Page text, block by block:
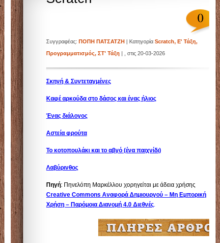
Σχολείο
4ο Δημοτικό Σχολείο Γλυφάδας
0
Συγγραφέας:ΠΟΠΗ ΠΑΤΣΑΤΖΗ | ΚατηγορίαScratch,Ε' Τάξη,
Προγραμματισμός,ΣΤ' Τάξη | , στις 20-03-2026
Σκηνή & Συντεταγμένες
Καφέ αρκούδα στο δάσος και ένας ήλιος
Ένας διάλογος
Αστεία φρούτα
Το κοτοπουλάκι και το αβγό (ένα παιχνίδι)
Λαβύρινθος
Πηγή: Πηνελόπη Μαρκέλλου χορηγείται με άδεια χρήσης
Creative Commons Αναφορά Δημιουργού – Μη Εμπορική
Χρήση – Παρόμοια Διανομή 4.0 Διεθνές.